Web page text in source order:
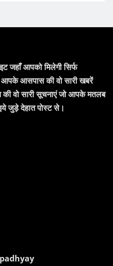
आपको मिलेगी सिर्फ
आसपास की वो सारी खबरें
की वो सारी सूचनाएं जो आपके मतलब
जुड़े देहात पोस्ट से।